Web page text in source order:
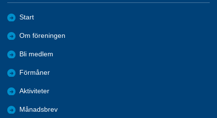
Start
Om föreningen
Bli medlem
Förmåner
Aktiviteter
Månadsbrev